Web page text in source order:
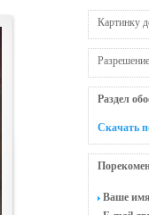
Картинку
Раздел
Скачать
Ваше